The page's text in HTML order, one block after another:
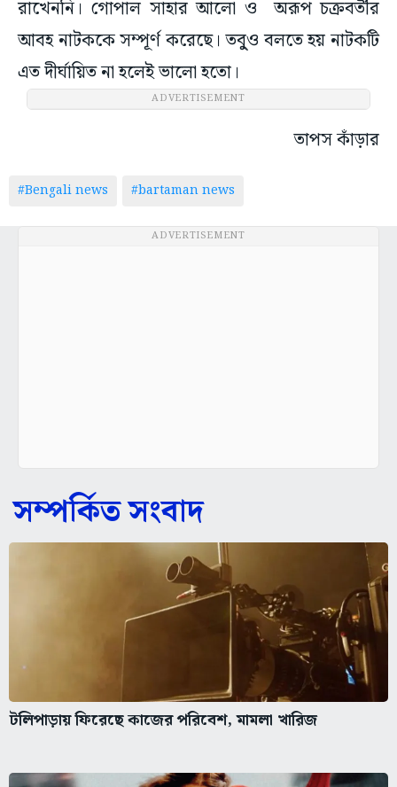
রাখেননি। গোপাল সাহার আলো ও অরূপ চক্রবর্তীর
আবহ নাটককে সম্পূর্ণ করেছে। তবু্ও বলতে হয় নাটকটি
এত দীর্ঘায়িত না হলেই ভালো হতো।
ADVERTISEMENT
তাপস কাঁড়ার
#Bengali news #bartaman news
ADVERTISEMENT
সম্পর্কিত সংবাদ
টলিপাড়ায় ফিরেছে কাজের পরিবেশ, মামলা খারিজ